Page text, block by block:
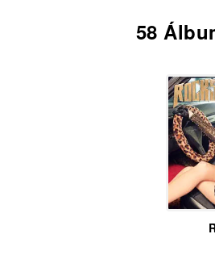
58